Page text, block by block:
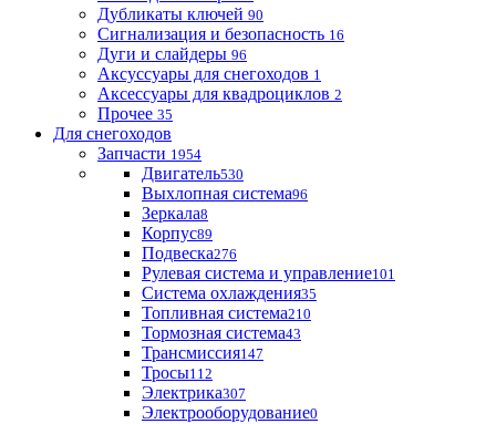
Дубликаты ключей 90
Сигнализация и безопасность 16
Дуги и слайдеры 96
Аксуссуары для снегоходов 1
Аксессуары для квадроциклов 2
Прочее 35
Для снегоходов
Запчасти 1954
Двигатель530
Выхлопная система96
Зеркала8
Корпус89
Подвеска276
Рулевая система и управление101
Система охлаждения35
Топливная система210
Тормозная система43
Трансмиссия147
Тросы112
Электрика307
Электрооборудование0